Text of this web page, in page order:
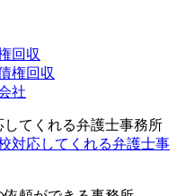
回収
権回収
社
してくれる弁護士事務所
対応してくれる弁護士事